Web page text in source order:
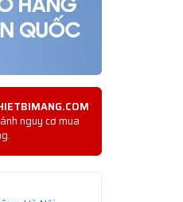
nguy cơ mua